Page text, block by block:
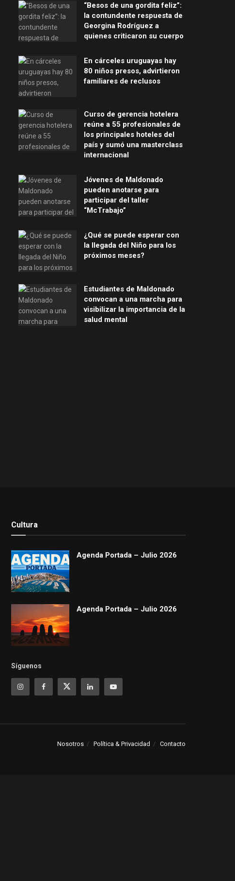
“Besos de una gordita feliz”:
la contundente respuesta de
Georgina Rodríguez a
quienes criticaron su cuerpo
En cárceles uruguayas hay
80 niños presos, advirtieron
familiares de reclusos
Curso de gerencia hotelera
reúne a 55 profesionales de
los principales hoteles del
país y sumó una masterclass
internacional
Jóvenes de Maldonado
pueden anotarse para
participar del taller
“McTrabajo”
¿Qué se puede esperar con
la llegada del Niño para los
próximos meses?
Estudiantes de Maldonado
convocan a una marcha para
visibilizar la importancia de la
salud mental
Cultura
Agenda Portada – Julio 2026
Agenda Portada – Julio 2026
Síguenos
Nosotros Política & Privacidad Contacto